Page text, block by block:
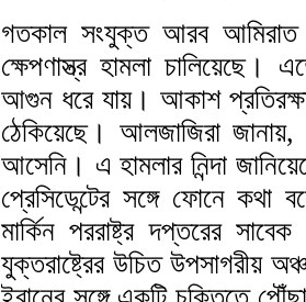
গতকাল সংযুক্ত আরব আমিরাত
ক্ষেপণাস্ত্র হামলা
আগুন ধরে যায়। আকাশ প্রতিরক্ষা
ঠেকিয়েছে। আলজাজিরা
আসেনি। এ হামলার নিন্দা
প্রেসিডেন্টের সঙ্গে ফোনে কথা
মার্কিন পররাষ্ট্র দপ্তরের সাবেক
যুক্তরাষ্ট্রের উচিত উপসাগরীয়